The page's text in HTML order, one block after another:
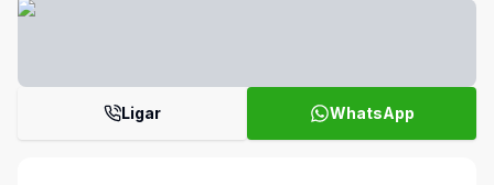
Ligar WhatsApp